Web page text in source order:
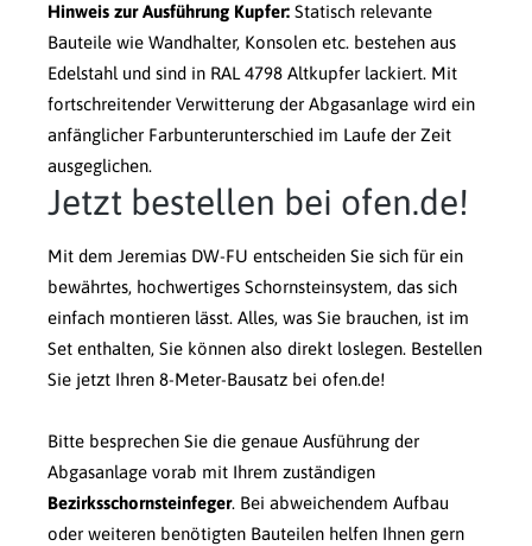
Hinweis zur Ausführung Kupfer: Statisch relevante
Bauteile wie Wandhalter, Konsolen etc. bestehen aus
Edelstahl und sind in RAL 4798 Altkupfer lackiert. Mit
fortschreitender Verwitterung der Abgasanlage wird ein
anfänglicher Farbunterunterschied im Laufe der Zeit
ausgeglichen.
Jetzt bestellen bei ofen.de!
Mit dem Jeremias DW-FU entscheiden Sie sich für ein
bewährtes, hochwertiges Schornsteinsystem, das sich
einfach montieren lässt. Alles, was Sie brauchen, ist im
Set enthalten, Sie können also direkt loslegen. Bestellen
Sie jetzt Ihren 8-Meter-Bausatz bei ofen.de!
Bitte besprechen Sie die genaue Ausführung der
Abgasanlage vorab mit Ihrem zuständigen
Bezirksschornsteinfeger. Bei abweichendem Aufbau
oder weiteren benötigten Bauteilen helfen Ihnen gern